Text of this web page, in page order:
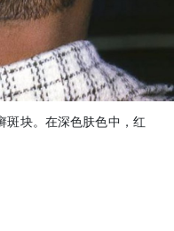
斑块。在深色肤色中，红